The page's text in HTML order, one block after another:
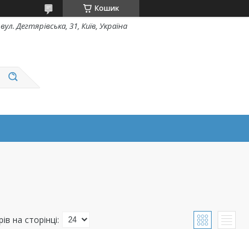
Кошик
вул. Дегтярівська, 31, Київ, Україна